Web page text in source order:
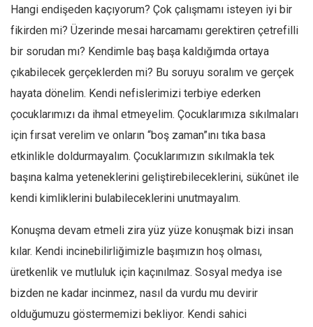
Hangi endişeden kaçıyorum? Çok çalışmamı isteyen iyi bir
fikirden mi? Üzerinde mesai harcamamı gerektiren çetrefilli
bir sorudan mı? Kendimle baş başa kaldığımda ortaya
çıkabilecek gerçeklerden mi? Bu soruyu soralım ve gerçek
hayata dönelim. Kendi nefislerimizi terbiye ederken
çocuklarımızı da ihmal etmeyelim. Çocuklarımıza sıkılmaları
için fırsat verelim ve onların “boş zaman”ını tıka basa
etkinlikle doldurmayalım. Çocuklarımızın sıkılmakla tek
başına kalma yeteneklerini geliştirebileceklerini, sükûnet ile
kendi kimliklerini bulabileceklerini unutmayalım.
Konuşma devam etmeli zira yüz yüze konuşmak bizi insan
kılar. Kendi incinebilirliğimizle başımızın hoş olması,
üretkenlik ve mutluluk için kaçınılmaz. Sosyal medya ise
bizden ne kadar incinmez, nasıl da vurdu mu devirir
olduğumuzu göstermemizi bekliyor. Kendi sahici